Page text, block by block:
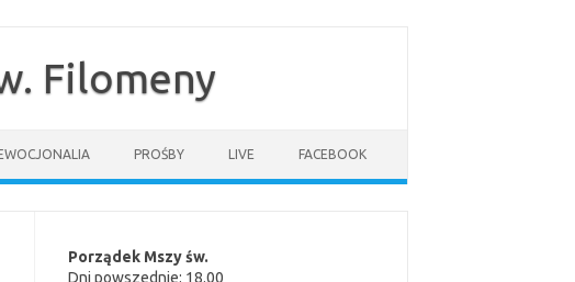
Filomeny
PROŚBY LIVE FACEBOOK
Porządek Mszy św.
Dni powszednie: 18.00